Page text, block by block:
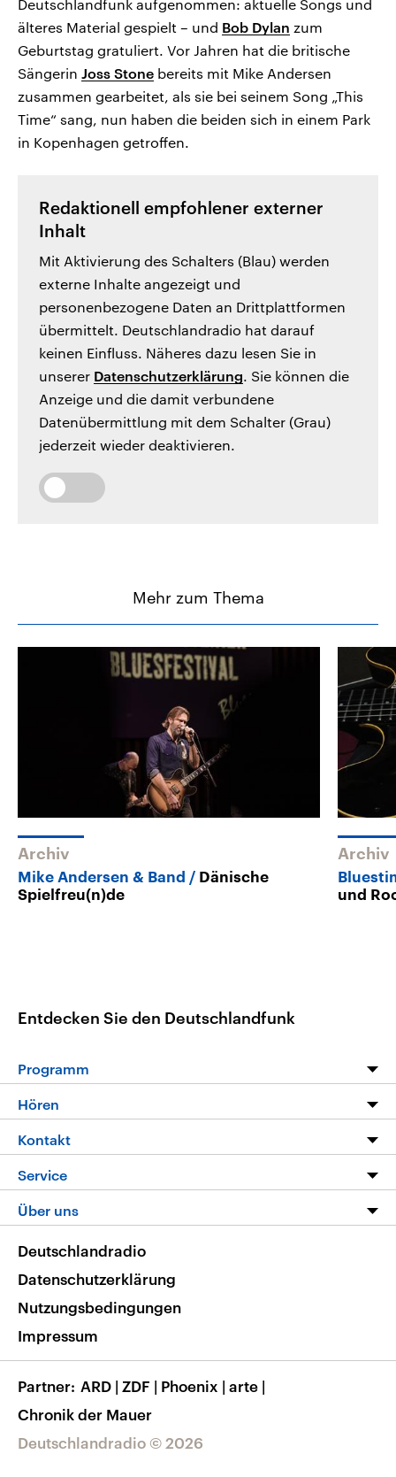
Deutschlandfunk aufgenommen: aktuelle Songs und
älteres Material gespielt – und Bob Dylan zum
Geburtstag gratuliert. Vor Jahren hat die britische
Sängerin Joss Stone bereits mit Mike Andersen
zusammen gearbeitet, als sie bei seinem Song „This
Time“ sang, nun haben die beiden sich in einem Park
in Kopenhagen getroffen.
Redaktionell empfohlener externer
Inhalt
Mit Aktivierung des Schalters (Blau) werden
externe Inhalte angezeigt und
personenbezogene Daten an Drittplattformen
übermittelt. Deutschlandradio hat darauf
keinen Einfluss. Näheres dazu lesen Sie in
unserer Datenschutzerklärung. Sie können die
Anzeige und die damit verbundene
Datenübermittlung mit dem Schalter (Grau)
jederzeit wieder deaktivieren.
Mehr zum Thema
Archiv
Mike Andersen & Band
Dänische
Spielfreu(n)de
Archiv
und
Entdecken Sie den Deutschlandfunk
Programm
Programm
Die Nachrichten
Nachrichtenleicht
Neue Beiträge auf dlf.de
Hören
Livestream
Podcasts
Deutschlandfunk App
Nachrichten App
Frequenzen
Kontakt
Hörerservice
Service
FAQ
Veranstaltungen
Musikliste
RSS
Über uns
Barrierefreiheit
Deutschlandradio © 2026
Deutschlandradio
Datenschutzerklärung
Nutzungsbedingungen
Impressum
Partner ARD | ZDF | Phoenix | arte |
Chronik der Mauer